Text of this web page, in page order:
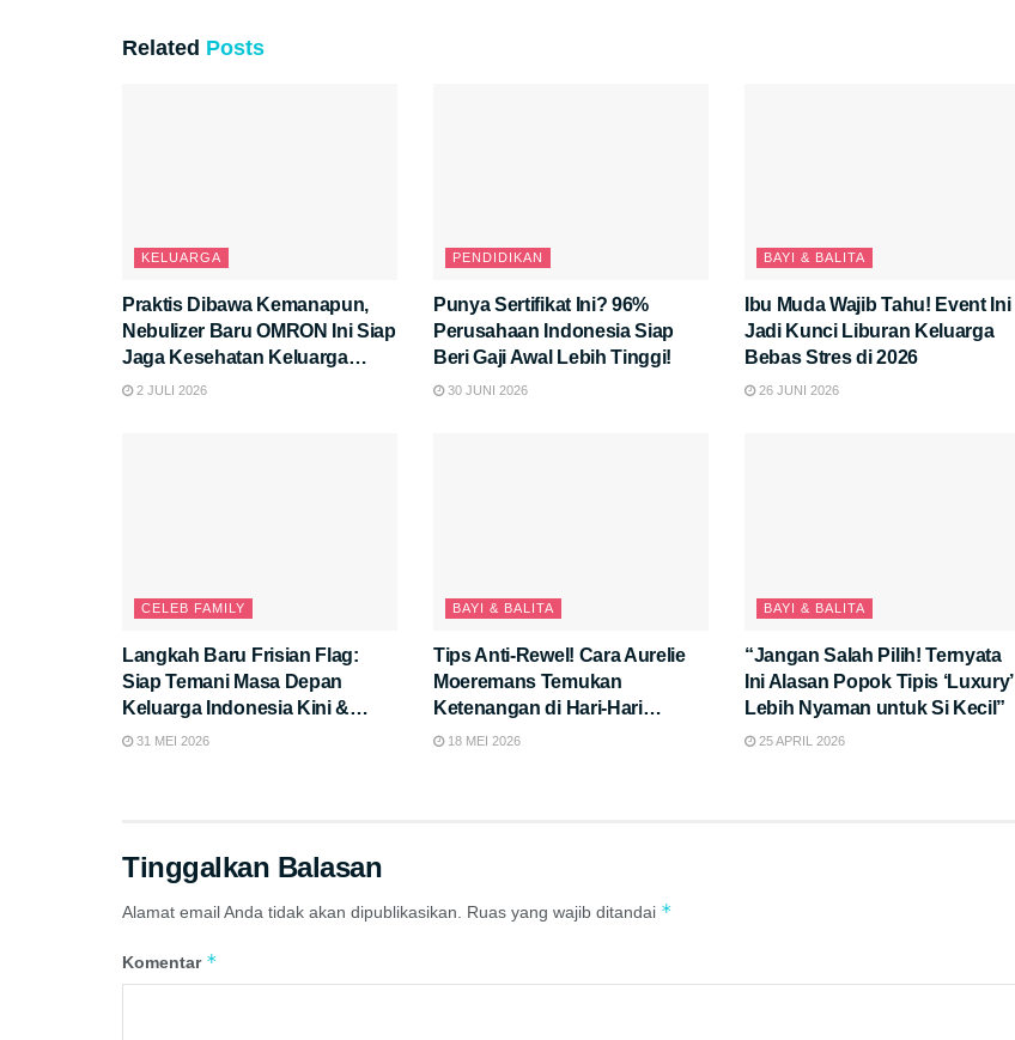
Related Posts
KELUARGA
Praktis Dibawa Kemanapun,
Nebulizer Baru OMRON Ini Siap
Jaga Kesehatan Keluarga
Anda.
2 JULI 2026
PENDIDIKAN
Punya Sertifikat Ini? 96%
Perusahaan Indonesia Siap
Beri Gaji Awal Lebih Tinggi!
30 JUNI 2026
BAYI & BALITA
Ibu Muda Wajib Tahu! Event Ini
Jadi Kunci Liburan Keluarga
Bebas Stres di 2026
26 JUNI 2026
CELEB FAMILY
Langkah Baru Frisian Flag:
Siap Temani Masa Depan
Keluarga Indonesia Kini &
Nanti
31 MEI 2026
BAYI & BALITA
Tips Anti-Rewel! Cara Aurelie
Moeremans Temukan
Ketenangan di Hari-Hari
Pertama Jadi Ibu
18 MEI 2026
BAYI & BALITA
“Jangan Salah Pilih! Ternyata
Ini Alasan Popok Tipis ‘Luxury’
Lebih Nyaman untuk Si Kecil”
25 APRIL 2026
Tinggalkan Balasan
Alamat email Anda tidak akan dipublikasikan. Ruas yang wajib ditandai *
Komentar *